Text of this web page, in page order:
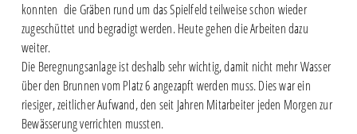
konnten die Gräben rund um das Spielfeld teilweise schon wieder
zugeschüttet und begradigt werden. Heute gehen die Arbeiten dazu
weiter.
Die Beregnungsanlage ist deshalb sehr wichtig, damit nicht mehr Wasser
über den Brunnen vom Platz 6 angezapft werden muss. Dies war ein
riesiger, zeitlicher Aufwand, den seit Jahren Mitarbeiter jeden Morgen zur
Bewässerung verrichten mussten.